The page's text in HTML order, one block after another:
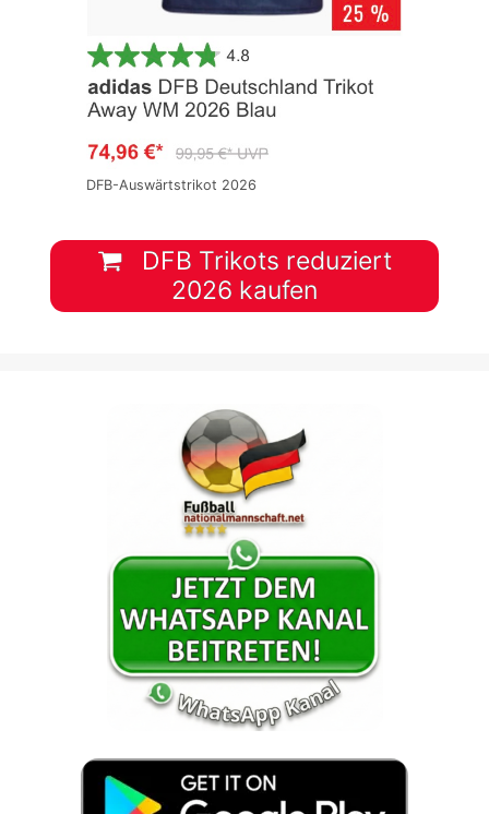
DFB-Auswärtstrikot 2026
DFB Trikots reduziert
2026 kaufen